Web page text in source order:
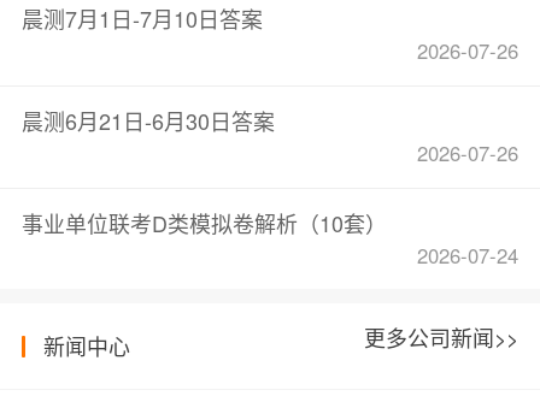
晨测7月1日-7月10日答案
2026-07-26
晨测6月21日-6月30日答案
2026-07-26
事业单位联考D类模拟卷解析（10套）
2026-07-24
新闻中心 更多公司新闻>>